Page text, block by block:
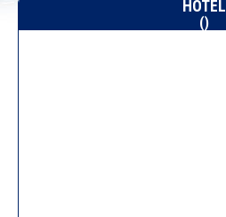
HOTEL
()